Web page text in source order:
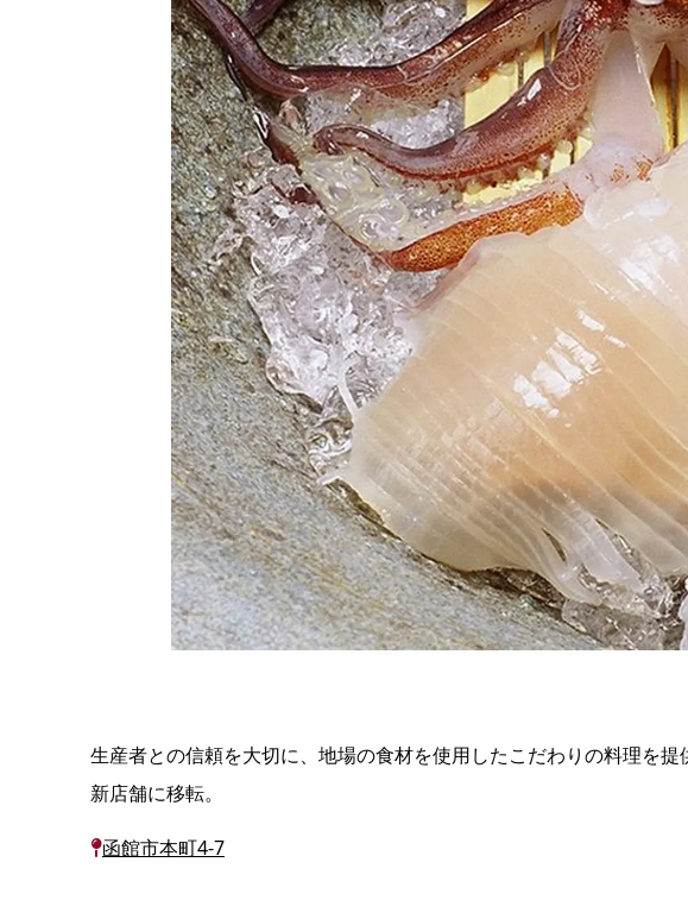
生産者との信頼を大切に、地場の食材を使用したこだわりの料理を
新店舗に移転。
函館市本町4-7